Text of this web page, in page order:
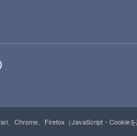
、Chrome、Firefox（JavaScript・Cookie